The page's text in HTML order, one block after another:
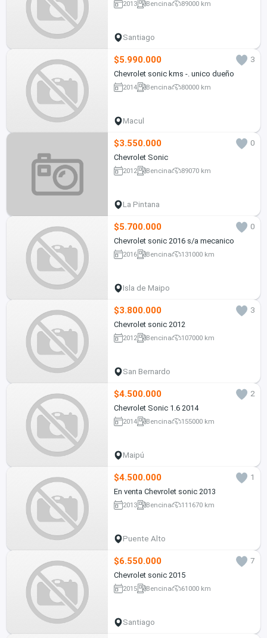
2013 Bencina 89000 km
Santiago
$5.990.000
3
Chevrolet sonic kms -. unico dueño
2014 Bencina 80000 km
Macul
$3.550.000
0
Chevrolet Sonic
2012 Bencina 89070 km
La Pintana
$5.700.000
0
Chevrolet sonic 2016 s/a mecanico
2016 Bencina 131000 km
Isla de Maipo
$3.800.000
3
Chevrolet sonic 2012
2012 Bencina 107000 km
San Bernardo
$4.500.000
2
Chevrolet Sonic 1.6 2014
2014 Bencina 155000 km
Maipú
$4.500.000
1
En venta Chevrolet sonic 2013
2013 Bencina 111670 km
Puente Alto
$6.550.000
7
Chevrolet sonic 2015
2015 Bencina 61000 km
Santiago